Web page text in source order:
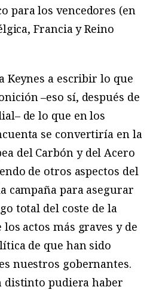
para los vencedores (en
Francia y Reino
Keynes a escribir lo que
–eso sí, después de
de lo que en los
se convertiría en la
del Carbón y del Acero
de otros aspectos del
campaña para asegurar
total del coste de la
actos más graves y de
de que han sido
nuestros gobernantes.
distinto pudiera haber